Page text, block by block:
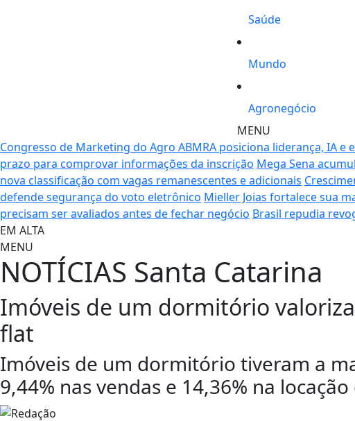
Saúde
Mundo
Agronegócio
MENU
Congresso de Marketing do Agro ABMRA posiciona liderança, IA e
prazo para comprovar informações da inscrição Mega Sena
nova classificação com vagas remanescentes e adicionais
defende segurança do voto eletrônico Mieller Joias fortalece sua
precisam ser avaliados antes de fechar negócio Brasil repudia
EM ALTA
MENU
NOTÍCIAS Santa Catarina
Imóveis de um dormitório
flat
Imóveis de um dormitório tiveram a
9,44% nas vendas e 14,36% na